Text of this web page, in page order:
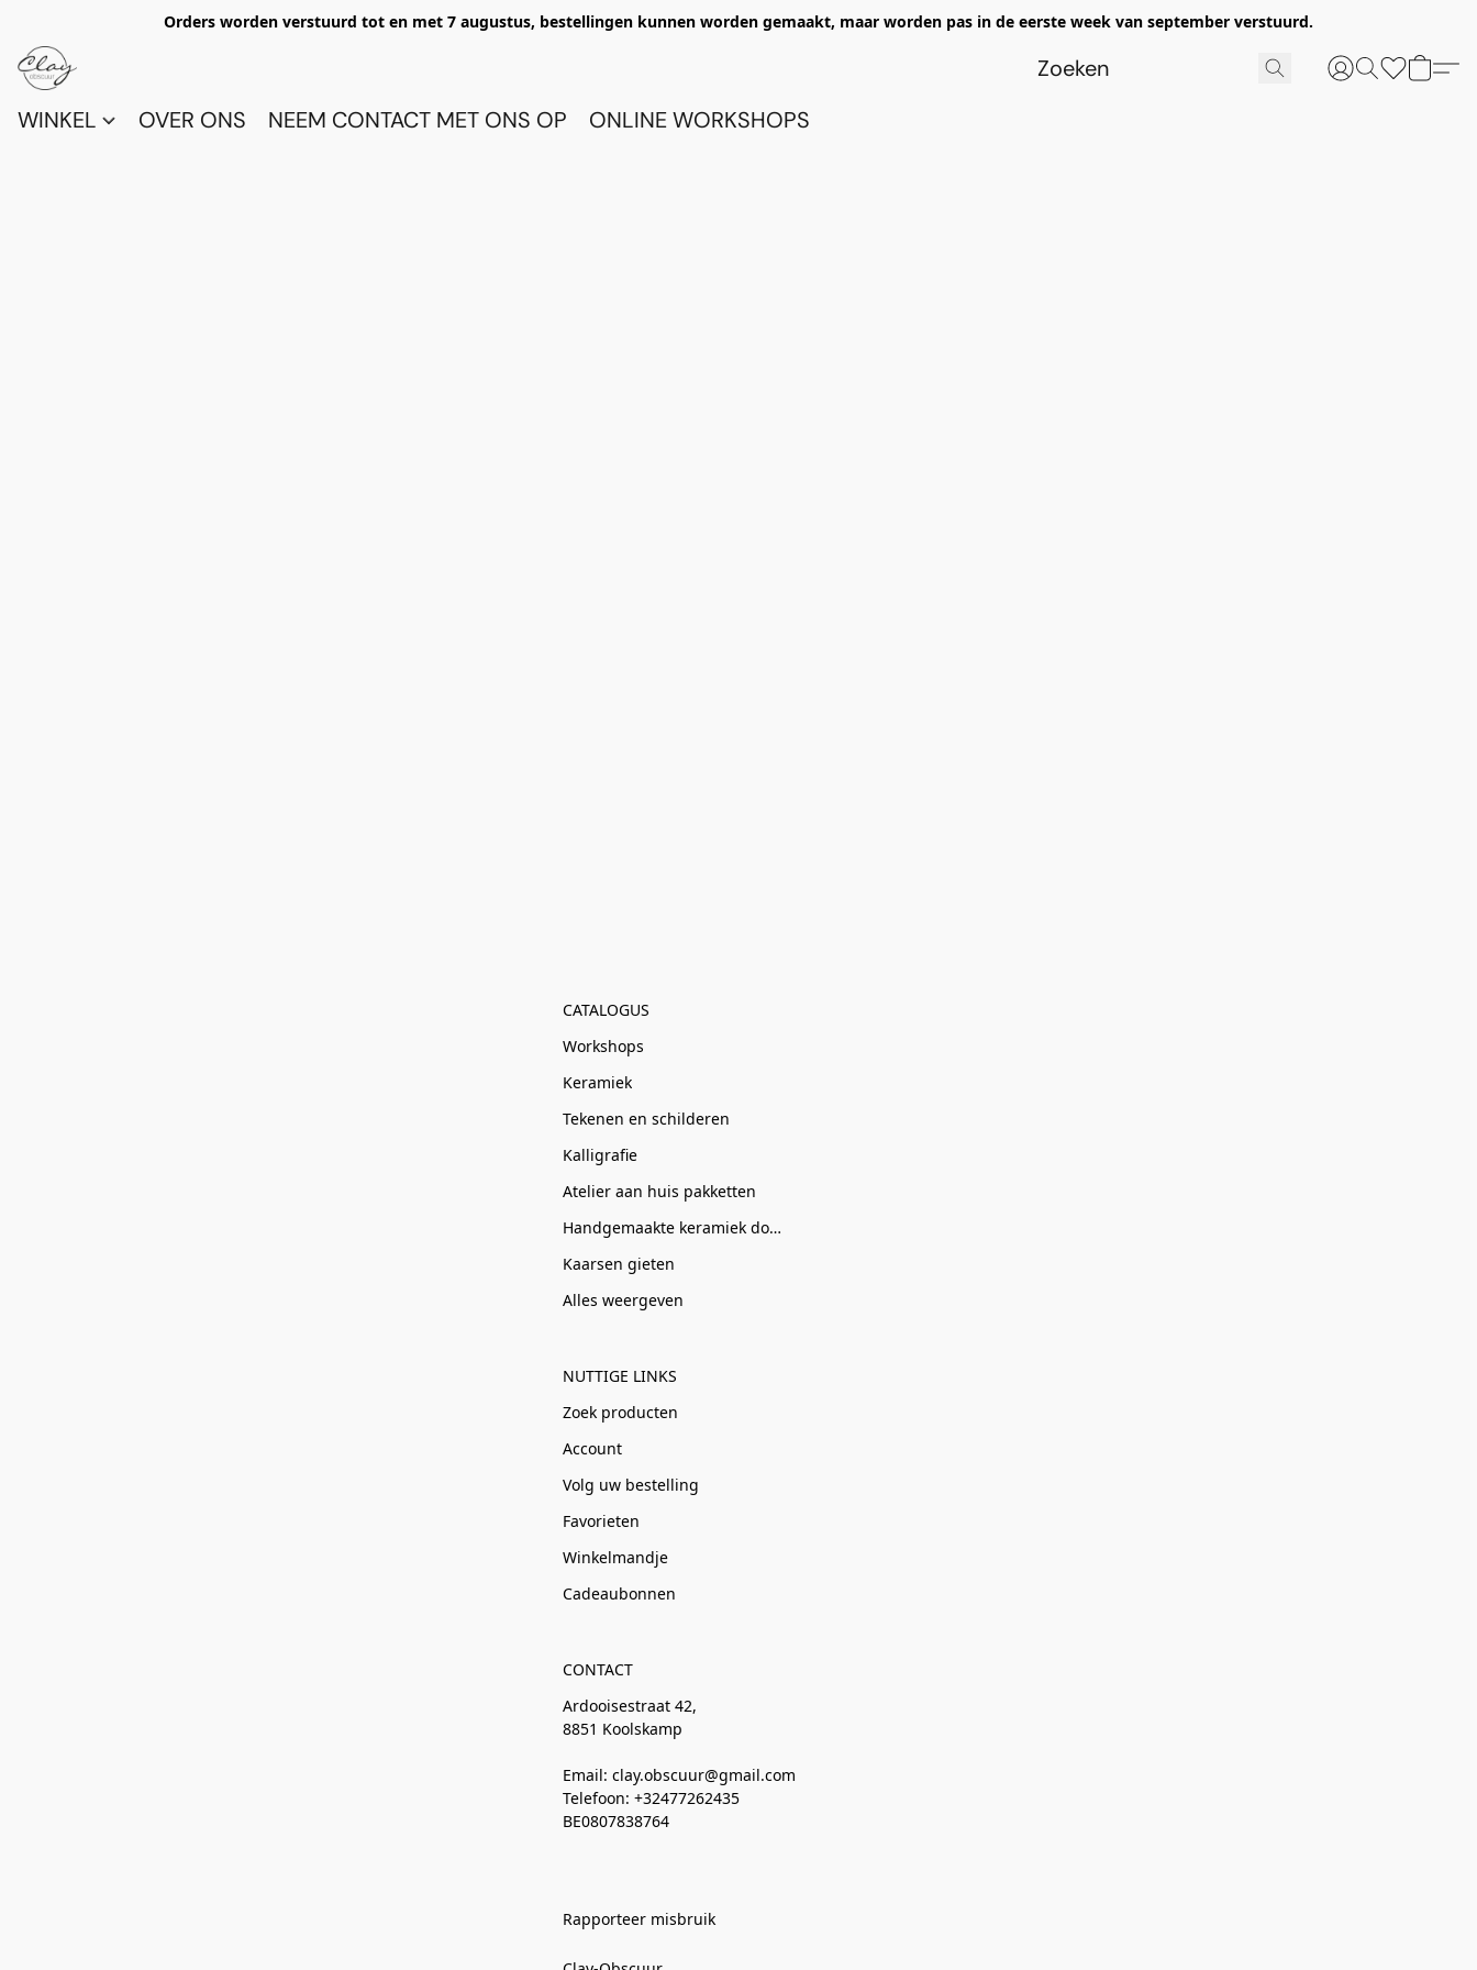
Orders worden verstuurd tot en met 7 augustus, bestellingen kunnen worden gemaakt, maar worden pas in de eerste week van september verstuurd.
WINKEL OVER ONS NEEM CONTACT MET ONS OP ONLINE WORKSHOPS
CATALOGUS
Workshops
Keramiek
Tekenen en schilderen
Kalligrafie
Atelier aan huis pakketten
Handgemaakte keramiek door Clay-Obscuur
Kaarsen gieten
Alles weergeven
NUTTIGE LINKS
Zoek producten
Account
Volg uw bestelling
Favorieten
Winkelmandje
Cadeaubonnen
CONTACT
Ardooisestraat 42,
8851 Koolskamp
Email: clay.obscuur@gmail.com
Telefoon: +32477262435
BE0807838764
Rapporteer misbruik